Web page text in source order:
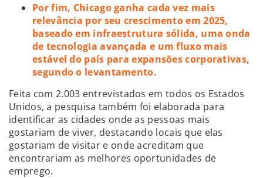
Por fim, Chicago ganha cada vez mais
relevância por seu crescimento em 2025,
baseado em infraestrutura sólida, uma onda
de tecnologia avançada e um fluxo mais
estável do país para expansões corporativas,
segundo o levantamento.
Feita com 2.003 entrevistados em todos os Estados
Unidos, a pesquisa também foi elaborada para
identificar as cidades onde as pessoas mais
gostariam de viver, destacando locais que elas
gostariam de visitar e onde acreditam que
encontrariam as melhores oportunidades de
emprego.